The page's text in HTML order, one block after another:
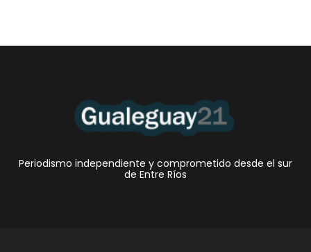
Periodismo independiente y comprometido desde el sur
de Entre Ríos